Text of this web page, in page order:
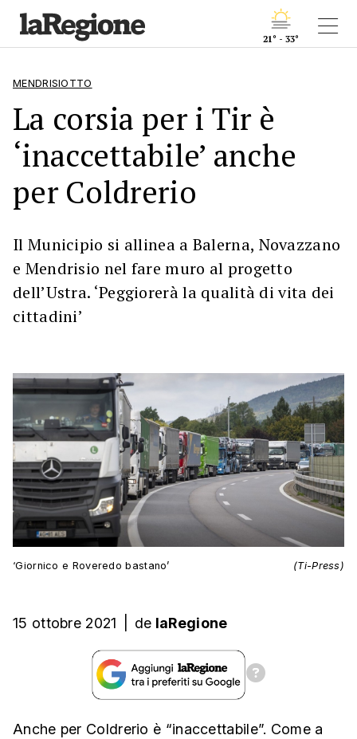
21° - 33°
MENDRISIOTTO
La corsia per i Tir è
‘inaccettabile’ anche
per Coldrerio
Il Municipio si allinea a Balerna, Novazzano
e Mendrisio nel fare muro al progetto
dell’Ustra. ‘Peggiorerà la qualità di vita dei
cittadini’
‘Giornico e Roveredo bastano’ (Ti-Press)
15 ottobre 2021 de laRegione
Anche per Coldrerio è “inaccettabile”. Come a